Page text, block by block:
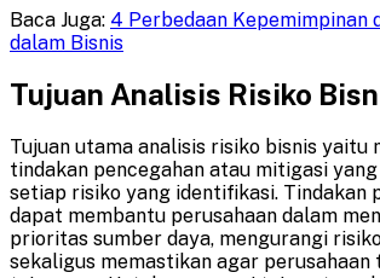
Baca Juga: 4 Perbedaan Kepemimpinan
dalam Bisnis
Tujuan Analisis Risiko
Tujuan utama analisis risiko bisnis yaitu
tindakan pencegahan atau mitigasi
setiap risiko yang identifikasi. Tindakan
dapat membantu perusahaan dalam
prioritas sumber daya, mengurangi
sekaligus memastikan agar